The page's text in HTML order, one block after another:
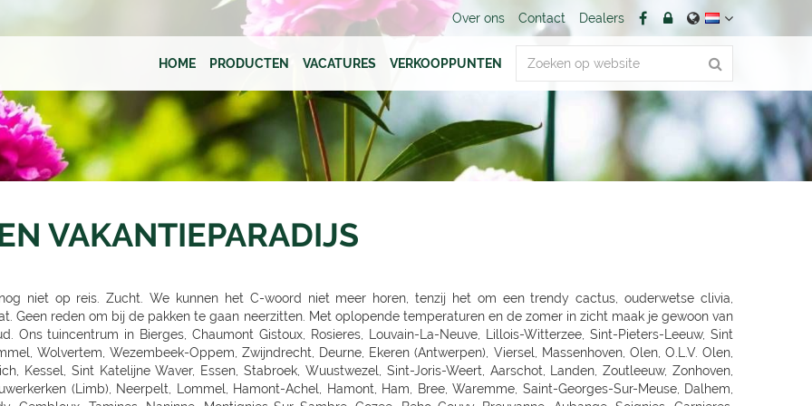
Over ons Contact Dealers
HOME PRODUCTEN VACATURES VERKOOPPUNTEN
VAKANTIEPARADIJS
HALSTENBEK, Hasloh, HEIST, ITZEHOE, HEILIGENSTEDTEN, HEIDE, HUSUM, TONNING, GARDING, Niebüll, LECK, OLDENBURG, Bad Zwischenahn, Friesoythe, Wilhelmshaven, ESENS, HAGE, MARIENHAFE, AURICH, LEER, Rhauderfehn, SULLINGEN, Verden - Hönisch, KIRCHLINTELN-ARMSEN, Hoya, ROTENBURG, Scheeßel, ZEVEN, BREMERVÖRDE, CUXHAVEN, BREMERHAVEN, GEESTLAND LANGEN, OSTERHOLZ-SCHARMBECK, RITTERHUDE-IHLPOHL, Ritterhude-Platjenwerbe, Ganderkesee, Wildeshausen, DOETLINGEN, Bremen, Bremen-Vahr, BREMEN-BLUMENTHAL, STUHR, STUBE-SECKENHAUSEN, Stuhr-Varrel, Achim, Syke, Lilienthal, OTTERSBERG-POSTHAUSEN, CELLE, WITTINGEN, SALZWEDEL, LUCHOW, Dannenberg, UELZEN, BAD BEVENSEN, SOLTAU, Munster, Bomlitz, Hannover, GARBSEN, LAATZEN, BARSINGHAUSEN, WEDEMARK-BISSENDORF, Altwarmbüchen, Isernhagen-Kirchhorst, RONNENBERG, HEMMINGEN, Gehrden, ALFELD/LEINE, Alfeld, HILDESHEIM, SARSTEDT, PEINE, LEHRTE OT ARPKE, LEHRTE, Burgdorf, WUNSTDORF, NEUSTADT, NIENBURG/WESER, Uchte, LEESE, STADTHAGEN, BUCKEBURG, HAMELN, Springe, HESSICH OLDENDORF, HERFORD, BAD SALZUFLEN, BÜNDE, ESPELKAMP, MINDEN, PORTA WESTFALICA, LÖHNE, HÜLLHORST, LEMGO, DETMOLD, Paderborn, PADERBORN-SCHLOSS NEUHAUS, DELBRÜCK, GÜTERSLOH, RHEDA-WIEDENBRÜCK, BIELEFELD, Bielefeld-Gadderbaum, KASSEL, KASSEL-WALDAU, KASSEL-NORDHAUSEN, BAUNATAL, Hofgeismar, WARBURG, MARSBERG, Korbach, KNÜLLWALD-REMSFELD, Schwalmstadt-Treysa, MARBURG, Gladenbach, Kirchhain, Grünberg, GIEßEN, Buseck, BUTZBACH, WETZLAR, FULDA, BEBRA, BAD HERSFELD, GÖTTINGEN, Duderstadt, NORTHEIM, ESCHWEGE, OSTERODE, EINBECK, Holzminden, HÖXTER, BEVERUNGEN, BRAUNSCHWEIG-RÜNINGEN, WOLFENBÜTTEL, HELMSTEDT, Melsungen, WOLFSBURG, WOLFSBURG-HATTORF, GIFHORN, GOSLAR, SEESEN, WERNIGERODE, MAGDEBURG, ZERBST, BURG, Genthin, HALDENSLEBEN, Oschersleben, STENDAL, GARDELEGEN, Düsseldorf, DÜSSELDORF-BENRATH, Meerbusch-IIverich, MEERBUSCH, LANGENFELD, RATINGEN, MÖNCHENGLADBACH, KORSCHENBROICH, VIERSEN, ERKELENZ, Hückelhoven, VELBERT, SOLINGEN, REMSCHEID, Dortmund, CASTROP-RAUXEL, BOCHUM, MÜLHEIM, HATTINGEN, RECKLINGHAUSEN, MARL, BOTTROP, Bottrop, DORSTEN, BORKEN, BOCHOLT, Wesel, VOERDE, Duisburg - Wanheimerort, Duisburg-Kasslerfeld, Duisburg, DUISBURG, Moers-Schwafheim, KREFELD, WARENDORF, Dülmen, RHEINE, Billerbeck, GEORGSMARIENHÜTTE, BELM, MELLE, VECHTA, Vechta, Visbek, IBBENBÜREN, Ibbenbüren, LENGERICH, BRAMSCHE-ENGTER, CLOPPENBURG, MEPPEN, Haselünne, Wesseling, Köln, KÖLN (JUNKERSDORF), KOLN-DELLBRUCK, BERGISCH GLADBACH, RÖSRATH, GUMMERSBACH, JÜLICH, Bonn, MECKENHEIM, ALFTER-OEDEKOVEN, Alfter, RHEINBACH, Sinzig, KÖNIGSWINTER, ST.AUGUSTIN-BIRLINGHOVEN, Troisdorf, EUSKIRCHEN, MECHERNICH-KOMMERN, Zülpich-ülpenich, KALL, Wasserliesch, MAINZ-HECHTSHEIM, Alzey, Nieder-Olm, SIMMERN, Idar-Oberstein, Nastätten, MAYEN, NETHPHEN-DIES-TIEFENBACH, LENNESTADT, HAGEN, HAGEN-HASPE, SCHWERTE, WITTEN, LÜDENSCHEID, ISERLOHN, MENDEN, AHLEN, Luedingshausen, UNNA, Soest, ARNSBERG, FRANKFURT AM MAIN (KELBACH), FRANKFURT, FRANKFURT-SCHWANHEIM, BAD VILBEL, NIDDERAU, FRIEDBERG, USINGEN, BAD HOMBURG, FRIEDRICHSDORF, Oberursel, OFFENBACH, RODGAU, DREIEICH, RÖDERMARK, HANAU, BAD SODEN - SALMUNSTER, GLAUBURG, ASCHAFFENBURG, ALZENAU, MOMBRIS, Stockstadt, ELSENFELD, MILTENBERG, DARMSTADT, Pfungstadt, Groß Gerau, MORFELDEN-WALLDORF, BENSHEIM, HEPPENHEIM, DIEBURG, GROß UMSTADT, WIESBADEN-BIEBRICH, Wiesbaden, Ruesselsheim, IDSTEIN, DIEZ, Kelkheim, Frankfurt am Main, St. Ingbert, MERZIG-BALLERN, LANDSTUHL, Bad Duerkheim, GRÜNSTADT, KAISERSLAUTERN, MANNHEIM, HEIDELBERG, WIESLOCH, Weinheim, STUTTGART 40 (ZUFFENHAUSEN), STUTTGART (DEGERLOCH), FELLBACH, LEINFELDEN-ECHTERDING, SINDELFINGEN, HERRENBERG, LEONBERG, LEONBERG 1, Ditzingen, Weil der Stadt, RUTESHEIM, Winnenden, BACKNANG, Murrhardt, LUDWIGSBURG, VAIHINGEN-ENZ, MÖGLINGEN, TUBINGEN, Mössingen, NAGOLD, Altensteig, BALINGEN, HECHINGEN, SIGMARINGEN, METZINGEN, BAD URACH, REUTLINGEN, PFULLINGEN, GOEPPINGEN, KIRCHHEIM/TECK, KIRCHHEIM / TECK, GEISLINGEN, AALEN, ELLWANGEN, SCHWABISCH GMUEND, SCHWÄBISCH GMÜND, SCHORNDORF, ESSLINGEN, HEILBRONN, NECKARSULM, WEINSBERG, WIDDERN, BIETIGHEIM-BISSINGEN, BRACKENHEIM, LAUFFEN, HESSIGHEIM, Gaildorf, SCHWABISCH HALL, ÖHRINGEN, BUCHEN, Bad Rappenau, BRETTEN, PFORZHEIM, KARLSRUHE GRÖTZINGEN, SINZHEIM, BRUCHSAL, LANDAU, OFFENBURG, KEHL, Bühl, LAHR, SINGEN, HILZINGEN, KONSTANZ, INSEL MAINAU, ROTTWEIL, FREIBURG, BREISACH, Ehrenkirchen, EMMENDINGEN, RHEINFELDEN, SCHOPFHEIM, WEHR-BRENNET, BAD SÄCKINGEN, WALDSHUT-TIENGEN, Klettgau, Wutöschingen-Schwerzen, München, MUENCHEN, MÜNCHEN 60 (OBERMENZING), Muenchen-Daglfing, UNTERHACHING, GERMERING, BUCHENDORF-GAUTING, GAUTING, OLCHING-GEISELBULLACH, Planegg-Martinsried, FÜRSTENFELDBRUCK, STARNBERG, WEILHEIM, PENZBERG, PEISSENBERG, MURNAU, WOLFRATSHAUSEN, BRUCKMÜHL, RAUBLING-PFRAUNDORF, STEPHANSKIRCHEN, TRAUNSTEIN, TRAUNREUT, FREILASSING, PIDING, WASSERBURG, BAD TOLZ, MIESBACH, LANDSHUT, DINGOLFING, VILSBIBURG, ECHING/WEIXERAU, PFARRKIRCHEN, SIMBACH, Dorfen, WALDKRAIBURG, BURGHAUSEN, DACHAU, PFAFFENHOFEN, FREISING, Moosburg, ECHING, ERDING, HAAR, POING, PARSDORF, KIRCHSEEON, Brunnthal, UNTERFÖHRING, KRUMBACH, STADTBERGEN, MERING, AICHACH-ECKNACH, DOUNAUWORTH, NEUBURG, WERTINGEN, NÖRDLINGEN, BUCHLOE, SCHWABMÜNCHEN, Klosterlechfeld, LANDSBERG AM LECH, Dießen am Ammersee, SCHONGAU, KEMPTEN, IMMENSTADT, KAUFBEUREN, MARKTOBERDORF, FUSSEN, MAUERSTETTEN, MEMMINGEN, MINDELHEIM, FRIEDRICHSHAFEN, Lindau, RAVENSBURG, WANGEN, Wilhelmsdorf, Grünkraut, Leutkirch, BAD SAULGAU, BIBERACH, Pfullendorf, Überlingen, MARKDORF, LANGENAU-ALBECK, NEU-ULM, ILLERTISSEN, WEISSENHORN, GÜNZBURG, JETTINGEN-SCHEPPACH, DILLINGEN, EHINGEN, Munderkingen, NÜRNBERG, ECKENTAL, ROTHENBACH, SCHWARZENBRUCK, PUSCHENDORF, FÜRTH, ERLANGEN, SCHWABACH, Roth, GREDING, LAUF AN DER PEGNITZ, Hersbruck, HOHENSTADT/POMMELSB., PEGNITZ, FORCHHEIM, HOCHSTADT/AISCH, Hemhofen, BAD WINDSHEIM, DIESPECK, ANSBACH, ROTHENBURG, DINKELSBÜHL, NEUENDETTELSAU, GUNZENHAUSEN, WEISSENBURG, AMBERG, SULZBACH-ROSENBERG, NEUMARKT, SCHWANDORF, OBERFICHTACH, WEIDEN, PRESSATH, BURGLENGENFELD, Nittenau, POLLENRIED, ABENSBERG, CHAM, Willmering, PASSAU, WALDKIRCHEN, DEGGENDORF, GRAFENAU, SELB, NAILA, BINDLACH, MARKTREDWITZ, BAMBERG, Hirschaid, LICHTENFELS, KRONACH, COBURG, WÜRZBURG, UFFENHEIM, HAßFURT, BAD NEUSTADT, KARLSTADT, Frammersbach, Bad Mergentheim, MEININGEN, ERFURT, Rottendorf, Apolda, SÖMMERDA, SONDERSHAUSEN, NORDHAUSEN, EISENACH, Gotha-Schwabhausen, AMMERN BEI MÜHLHAUSEN, LLOFRIU (GIRONA), Harju maakond, BARENTIN, BOURG EN BRESSE, BELLEGARDE, ORNEX, PREVESSIN-MOENS, VIRIAT, ST GENIS POUILLY, LAON, FAYET, SAINT QUENTIN, SOISSONS, BLESMES, CHARMEIL, DOMERAT, GAP, MOUANS-SARTOUX, RUOMS, CHARLEVILLE MEZIERES -